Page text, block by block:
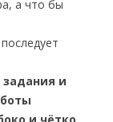
а что бы
и